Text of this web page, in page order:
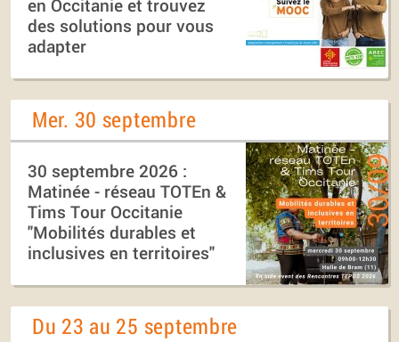
en Occitanie et trouvez
des solutions pour vous
adapter
Mer. 30 septembre
30 septembre 2026 :
Matinée - réseau TOTEn &
Tims Tour Occitanie
"Mobilités durables et
inclusives en territoires"
Du 23 au 25 septembre